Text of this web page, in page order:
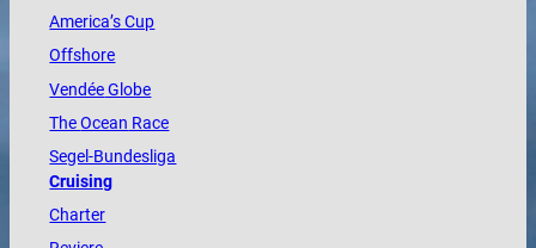
America’s Cup
Offshore
VendéeGlobe
TheOcean Race
Segel-Bundesliga
Cruising
Charter